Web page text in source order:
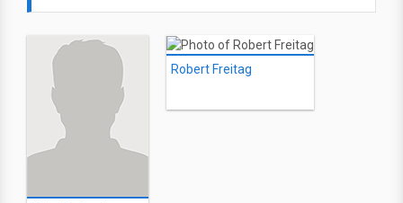
Robert Freitag